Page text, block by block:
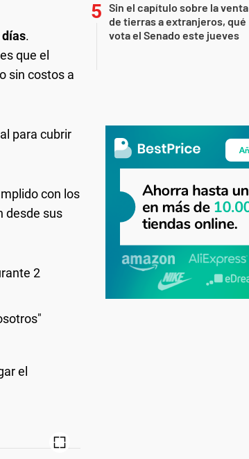
días.
que el
sin costos a
para cubrir
con los
desde sus
2
el
Sin el capítulo sobre la venta
de tierras a extranjeros, qué
vota el Senado este jueves